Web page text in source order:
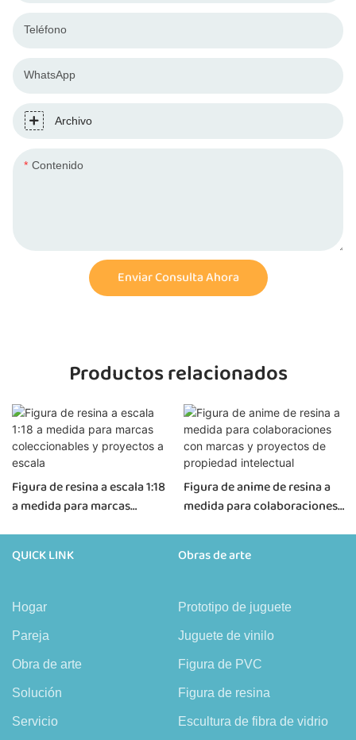
Teléfono
WhatsApp
Archivo
Contenido
Enviar Consulta Ahora
Productos relacionados
Figura de resina a escala 1:18
a medida para marcas
Figura de anime de resina a
medida para colaboraciones
QUICK LINK
Hogar
Pareja
Obra de arte
Solución
Servicio
Obras de arte
Prototipo de juguete
Juguete de vinilo
Figura de PVC
Figura de resina
Escultura de fibra de vidrio